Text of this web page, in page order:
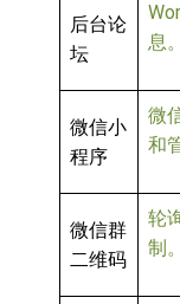
后台论
坛
息。
微信小
程序
微
和
微信群
二维码
轮
制。